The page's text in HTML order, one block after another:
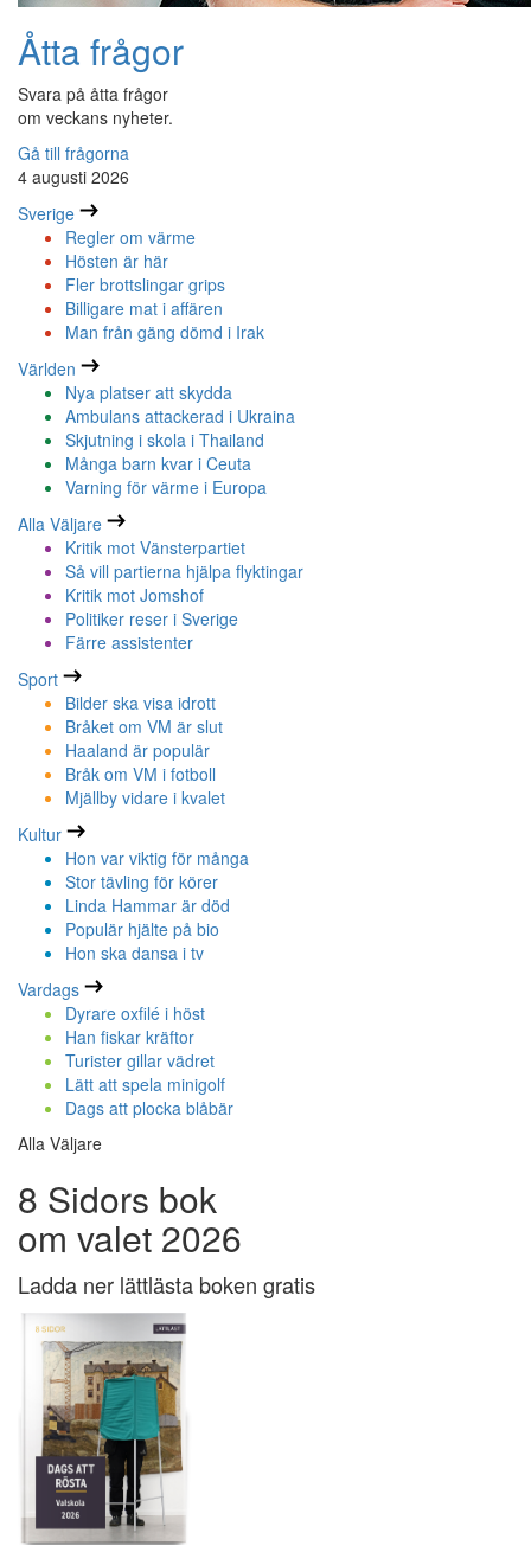
Åtta frågor
Svara på åtta frågor
om veckans nyheter.
Gå till frågorna
4 augusti 2026
Sverige
Regler om värme
Hösten är här
Fler brottslingar grips
Billigare mat i affären
Man från gäng dömd i Irak
Världen
Nya platser att skydda
Ambulans attackerad i Ukraina
Skjutning i skola i Thailand
Många barn kvar i Ceuta
Varning för värme i Europa
Alla Väljare
Kritik mot Vänsterpartiet
Så vill partierna hjälpa flyktingar
Kritik mot Jomshof
Politiker reser i Sverige
Färre assistenter
Sport
Bilder ska visa idrott
Bråket om VM är slut
Haaland är populär
Bråk om VM i fotboll
Mjällby vidare i kvalet
Kultur
Hon var viktig för många
Stor tävling för körer
Linda Hammar är död
Populär hjälte på bio
Hon ska dansa i tv
Vardags
Dyrare oxfilé i höst
Han fiskar kräftor
Turister gillar vädret
Lätt att spela minigolf
Dags att plocka blåbär
Alla Väljare
8 Sidors bok
om valet 2026
Ladda ner lättlästa boken gratis